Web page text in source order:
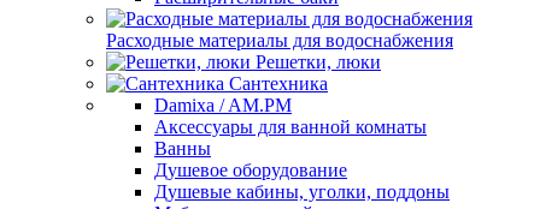
Расходные материалы для водоснабжения
Решетки, люки
Сантехника
Damixa / AM.PM
Аксессуары для ванной комнаты
Ванны
Душевое оборудование
Душевые кабины, уголки, поддоны